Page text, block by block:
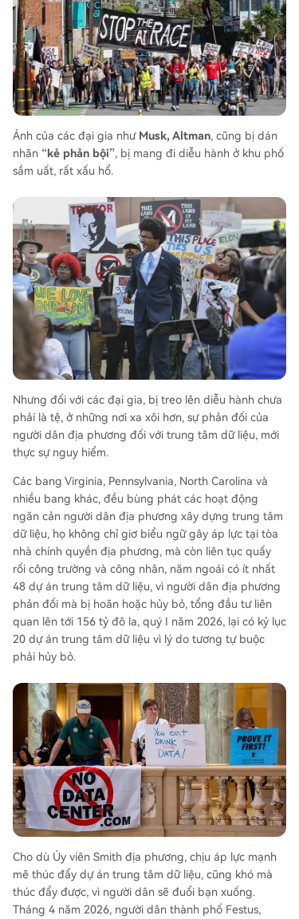
Ảnh của các đại gia như Musk, Altman, cũng bị dán
nhãn “kẻ phản bội”, bị mang đi diễu hành ở khu phố
sầm uất, rất xấu hổ.
Nhưng đối với các đại gia, bị treo lên diễu hành chưa
phải là tệ, ở những nơi xa xôi hơn, sự phản đối của
người dân địa phương đối với trung tâm dữ liệu, mới
thực sự nguy hiểm.
Các bang Virginia, Pennsylvania, North Carolina và
nhiều bang khác, đều bùng phát các hoạt động
ngăn cản người dân địa phương xây dựng trung tâm
dữ liệu, họ không chỉ giơ biểu ngữ gây áp lực tại tòa
nhà chính quyền địa phương, mà còn liên tục quấy
rối công trường và công nhân, năm ngoái có ít nhất
48 dự án trung tâm dữ liệu, vì người dân địa phương
phản đối mà bị hoãn hoặc hủy bỏ, tổng đầu tư liên
quan lên tới 156 tỷ đô la, quý I năm 2026, lại có kỷ lục
20 dự án trung tâm dữ liệu vì lý do tương tự buộc
phải hủy bỏ.
Cho dù Ủy viên Smith địa phương, chịu áp lực mạnh
mẽ thúc đẩy dự án trung tâm dữ liệu, cũng khó mà
thúc đẩy được, vì người dân sẽ đuổi bạn xuống.
Tháng 4 năm 2026, người dân thành phố Festus,